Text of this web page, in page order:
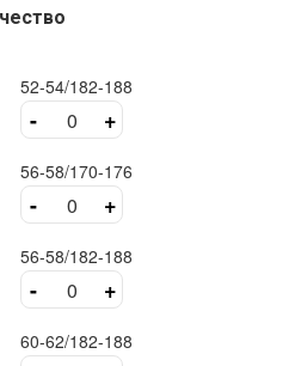
52-54/182-188
- +
56-58/170-176
- +
56-58/182-188
- +
60-62/182-188